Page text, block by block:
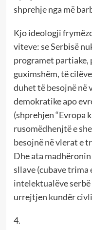
shprehje nga më
Kjo ideologji
viteve: se Serbisë
programet partiake,
guximshëm, të
duhet të besojnë në
demokratike apo
(shprehjen “Evropa
rusomëdhenjtë e
besojnë në vlerat e
Dhe ata
sllave (cubave trima
intelektualëve
urrejtjen kundër
4.